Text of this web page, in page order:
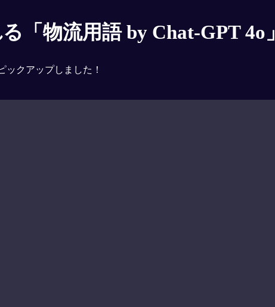
「物流用語 by Chat-GPT 4o」
ックアップしました！